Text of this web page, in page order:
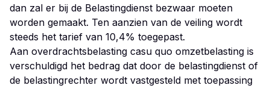
dan zal er bij de Belastingdienst bezwaar moeten
worden gemaakt. Ten aanzien van de veiling wordt
steeds het tarief van 10,4% toegepast.
Aan overdrachtsbelasting casu quo omzetbelasting is
verschuldigd het bedrag dat door de belastingdienst of
de belastingrechter wordt vastgesteld met toepassing